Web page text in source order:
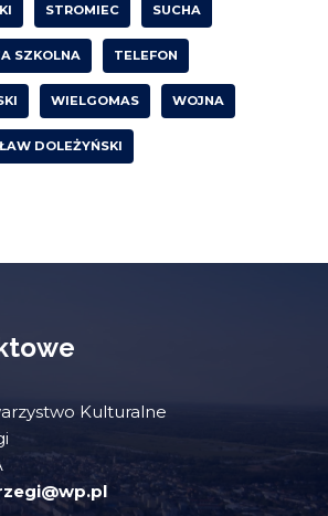
STROMIEC SUCHA
SZKOLNA TELEFON
WIELGOMAS WOJNA
DOLEŻYŃSKI
Kulturalne